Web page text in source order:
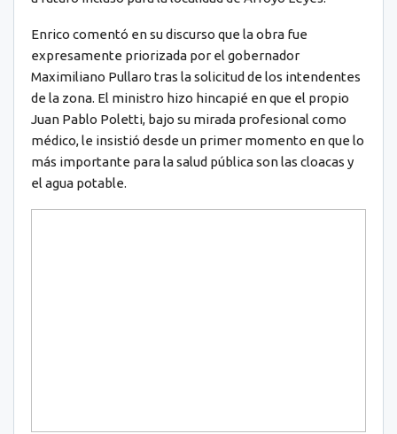
Enrico comentó en su discurso que la obra fue
expresamente priorizada por el gobernador
Maximiliano Pullaro tras la solicitud de los intendentes
de la zona. El ministro hizo hincapié en que el propio
Juan Pablo Poletti, bajo su mirada profesional como
médico, le insistió desde un primer momento en que lo
más importante para la salud pública son las cloacas y
el agua potable.